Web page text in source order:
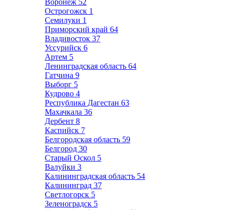
Воронеж 52
Острогожск 1
Семилуки 1
Приморский край 64
Владивосток 37
Уссурийск 6
Артем 5
Ленинградская область 64
Гатчина 9
Выборг 5
Кудрово 4
Республика Дагестан 63
Махачкала 36
Дербент 8
Каспийск 7
Белгородская область 59
Белгород 30
Старый Оскол 5
Валуйки 3
Калининградская область 54
Калининград 37
Светлогорск 5
Зеленоградск 5